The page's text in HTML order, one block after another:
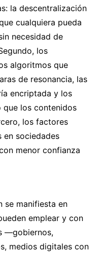
la descentralización
cualquiera pueda
necesidad de
los
algoritmos que
de resonancia, las
encriptada y los
que los contenidos
los factores
en sociedades
menor confianza
se manifiesta en
emplear y con
—gobiernos,
medios digitales con